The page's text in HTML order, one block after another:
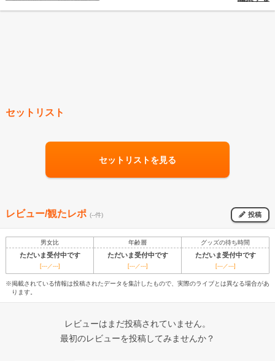
セットリスト
セットリストを見る
レビュー/観たレポ (--件) 投稿
男女比 年齢層 グッズの待ち時間
ただいま受付中です ただいま受付中です ただいま受付中です
[---／---] [---／---] [---／---]
※掲載されている情報は投稿されたデータを集計したもので、実際のライブとは異なる場合があ
ります。
レビューはまだ投稿されていません。
最初のレビューを投稿してみませんか？